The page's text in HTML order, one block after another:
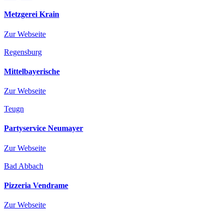
Metzgerei Krain
Zur Webseite
Regensburg
Mittelbayerische
Zur Webseite
Teugn
Partyservice Neumayer
Zur Webseite
Bad Abbach
Pizzeria Vendrame
Zur Webseite